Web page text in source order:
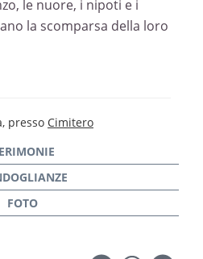
le nuore, i nipoti e i
la scomparsa della loro
presso Cimitero